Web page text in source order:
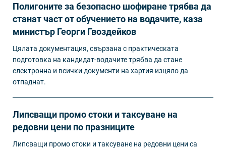
Полигоните за безопасно шофиране трябва да
станат част от обучението на водачите, каза
министър Георги Гвоздейков
Цялата документация, свързана с практическата
подготовка на кандидат-водачите трябва да стане
електронна и всички документи на хартия изцяло да
отпаднат.
Липсващи промо стоки и таксуване на
редовни цени по празниците
Липсващи промо стоки и таксуване на редовни цени са